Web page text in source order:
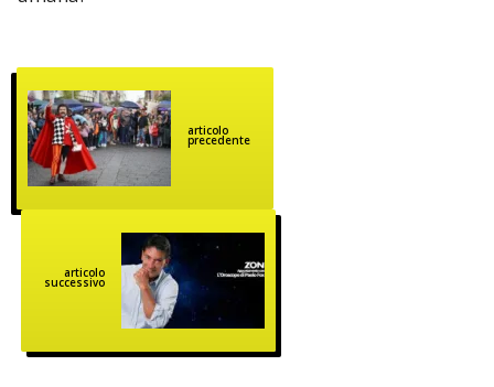
articolo
precedente
articolo
successivo